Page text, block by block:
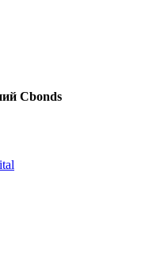
Cbonds